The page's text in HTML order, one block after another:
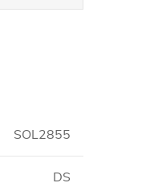
SOL2855
DS